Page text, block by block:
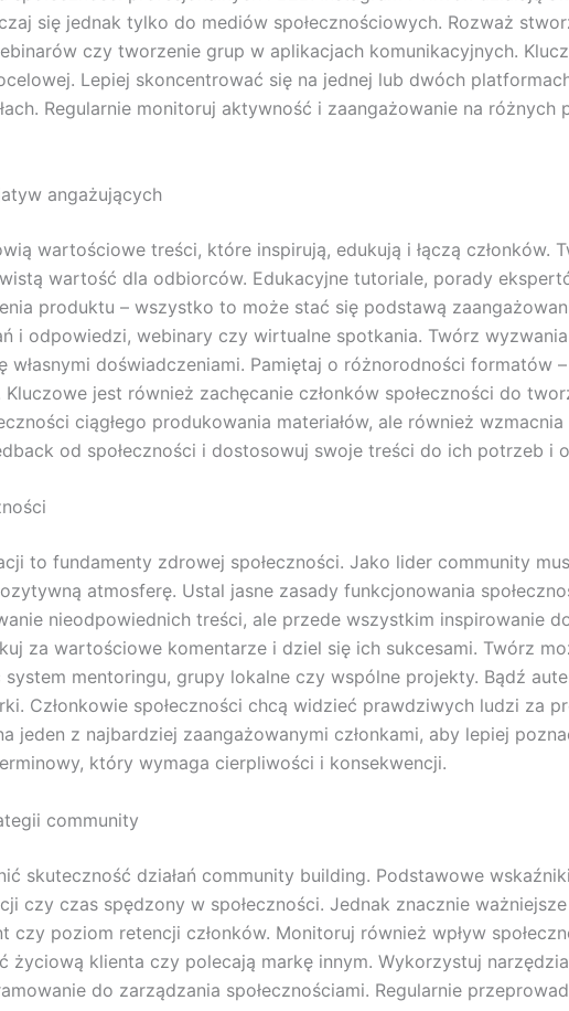
się jednak tylko do mediów społecznościowych. Rozważ
czy tworzenie grup w aplikacjach komunikacyjnych.
Lepiej skoncentrować się na jednej lub dwóch
Regularnie monitoruj aktywność i zaangażowanie na
angażujących
wartościowe treści, które inspirują, edukują i łączą członków.
wartość dla odbiorców. Edukacyjne tutoriale, porady
produktu – wszystko to może stać się podstawą
i odpowiedzi, webinary czy wirtualne spotkania. Twórz
doświadczeniami. Pamiętaj o różnorodności formatów
jest również zachęcanie członków społeczności do
ciągłego produkowania materiałów, ale również
od społeczności i dostosowuj swoje treści do ich potrzeb i
to fundamenty zdrowej społeczności. Jako lider community
atmosferę. Ustal jasne zasady funkcjonowania
nieodpowiednich treści, ale przede wszystkim inspirowanie
za wartościowe komentarze i dziel się ich sukcesami. Twórz
mentoringu, grupy lokalne czy wspólne projekty. Bądź
Członkowie społeczności chcą widzieć prawdziwych ludzi za
jeden z najbardziej zaangażowanymi członkami, aby lepiej
który wymaga cierpliwości i konsekwencji.
community
skuteczność działań community building. Podstawowe
czy czas spędzony w społeczności. Jednak znacznie
czy poziom retencji członków. Monitoruj również wpływ
życiową klienta czy polecają markę innym. Wykorzystuj
do zarządzania społecznościami. Regularnie